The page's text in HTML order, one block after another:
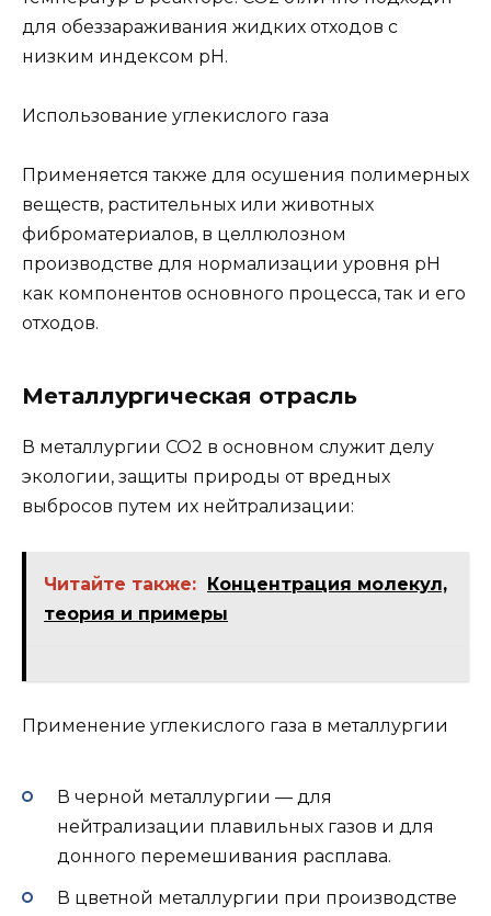
для обеззараживания жидких отходов с
низким индексом pH.
Использование углекислого газа
Применяется также для осушения полимерных
веществ, растительных или животных
фиброматериалов, в целлюлозном
производстве для нормализации уровня pH
как компонентов основного процесса, так и его
отходов.
Металлургическая отрасль
В металлургии CO2 в основном служит делу
экологии, защиты природы от вредных
выбросов путем их нейтрализации:
Читайте также: Концентрация молекул,
теория и примеры
Применение углекислого газа в металлургии
В черной металлургии — для
нейтрализации плавильных газов и для
донного перемешивания расплава.
В цветной металлургии при производстве